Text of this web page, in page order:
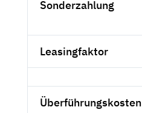
Sonderzahlung
Leasingfaktor
Überführungskosten